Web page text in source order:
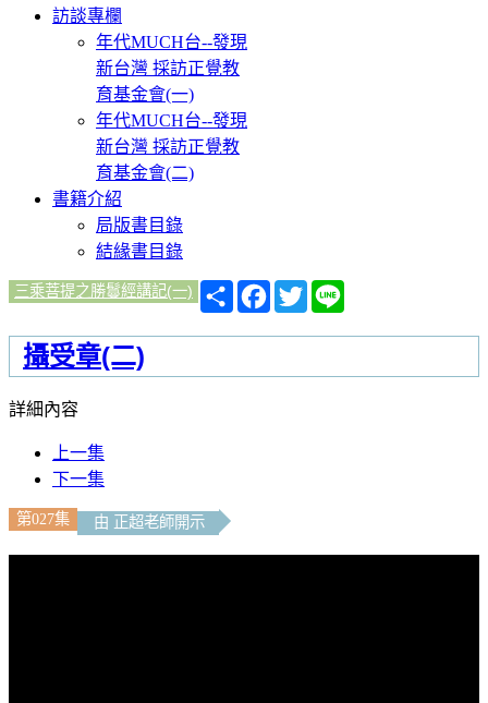
訪談專欄
年代MUCH台--發現
新台灣 採訪正覺教
育基金會(一)
年代MUCH台--發現
新台灣 採訪正覺教
育基金會(二)
書籍介紹
局版書目錄
結緣書目錄
三乘菩提之勝鬘經講記(一)
分
享
Facebook
Twitter
攝受章(二)
詳細內容
上一集
下一集
第027集 由 正超老師開示